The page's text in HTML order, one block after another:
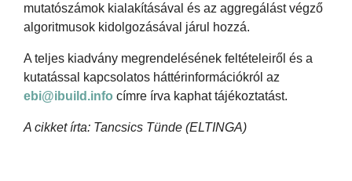
mutatószámok kialakításával és az aggregálást végző
algoritmusok kidolgozásával járul hozzá.
A teljes kiadvány megrendelésének feltételeiről és a
kutatással kapcsolatos háttérinformációkról az
ebi@ibuild.info címre írva kaphat tájékoztatást.
A cikket írta: Tancsics Tünde (ELTINGA)